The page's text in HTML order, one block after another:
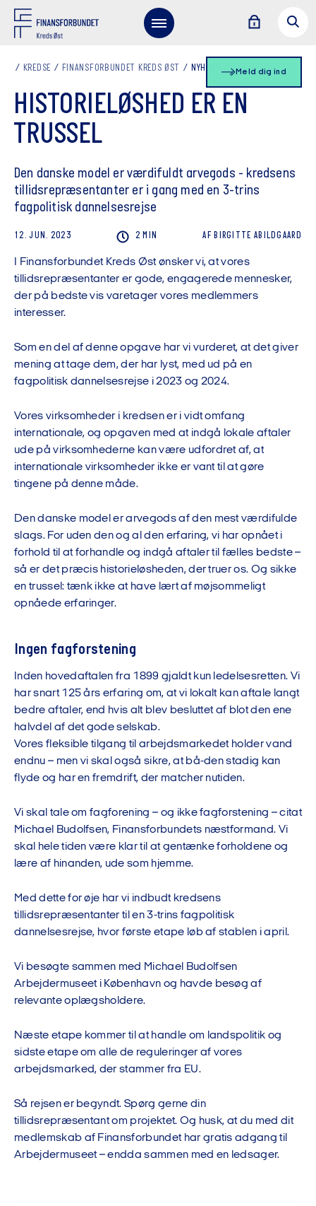
Meld dig ind
KREDSE FINANSFORBUNDET KREDS ØST NYHEDSLISTE
HISTORIELØSHED ER EN
TRUSSEL
Den danske model er værdifuldt arvegods - kredsens
tillidsrepræsentanter er i gang med en 3-trins
fagpolitisk dannelsesrejse
12. JUN. 2023 2 MIN AF BIRGITTE ABILDGAARD
I Finansforbundet Kreds Øst ønsker vi, at vores
tillidsrepræsentanter er gode, engagerede mennesker,
der på bedste vis varetager vores medlemmers
interesser.
Som en del af denne opgave har vi vurderet, at det giver
mening at tage dem, der har lyst, med ud på en
fagpolitisk dannelsesrejse i 2023 og 2024.
Vores virksomheder i kredsen er i vidt omfang
internationale, og opgaven med at indgå lokale aftaler
ude på virksomhederne kan være udfordret af, at
internationale virksomheder ikke er vant til at gøre
tingene på denne måde.
Den danske model er arvegods af den mest værdifulde
slags. For uden den og al den erfaring, vi har opnået i
forhold til at forhandle og indgå aftaler til fælles bedste –
så er det præcis historieløsheden, der truer os. Og sikke
en trussel: tænk ikke at have lært af møjsommeligt
opnåede erfaringer.
Ingen fagforstening
Inden hovedaftalen fra 1899 gjaldt kun ledelsesretten. Vi
har snart 125 års erfaring om, at vi lokalt kan aftale langt
bedre aftaler, end hvis alt blev besluttet af blot den ene
halvdel af det gode selskab.
Vores fleksible tilgang til arbejdsmarkedet holder vand
endnu – men vi skal også sikre, at bå-den stadig kan
flyde og har en fremdrift, der matcher nutiden.
Vi skal tale om fagforening – og ikke fagforstening – citat
Michael Budolfsen, Finansforbundets næstformand. Vi
skal hele tiden være klar til at gentænke forholdene og
lære af hinanden, ude som hjemme.
Med dette for øje har vi indbudt kredsens
tillidsrepræsentanter til en 3-trins fagpolitisk
dannelsesrejse, hvor første etape løb af stablen i april.
Vi besøgte sammen med Michael Budolfsen
Arbejdermuseet i København og havde besøg af
relevante oplægsholdere.
Næste etape kommer til at handle om landspolitik og
sidste etape om alle de reguleringer af vores
arbejdsmarked, der stammer fra EU.
Så rejsen er begyndt. Spørg gerne din
tillidsrepræsentant om projektet. Og husk, at du med dit
medlemskab af Finansforbundet har gratis adgang til
Arbejdermuseet – endda sammen med en ledsager.